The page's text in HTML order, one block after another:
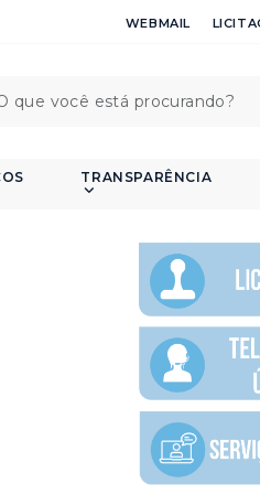
WEBMAIL
TRANSPARÊNCIA